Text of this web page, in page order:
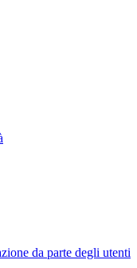
da parte degli utenti